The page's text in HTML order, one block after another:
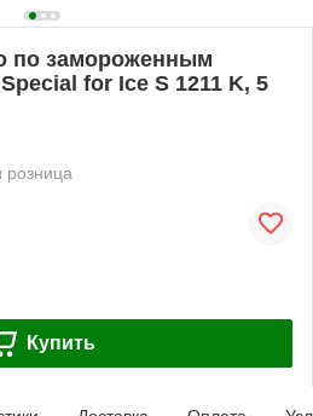
по замороженным
for Ice S 1211 K, 5
розница
Купить